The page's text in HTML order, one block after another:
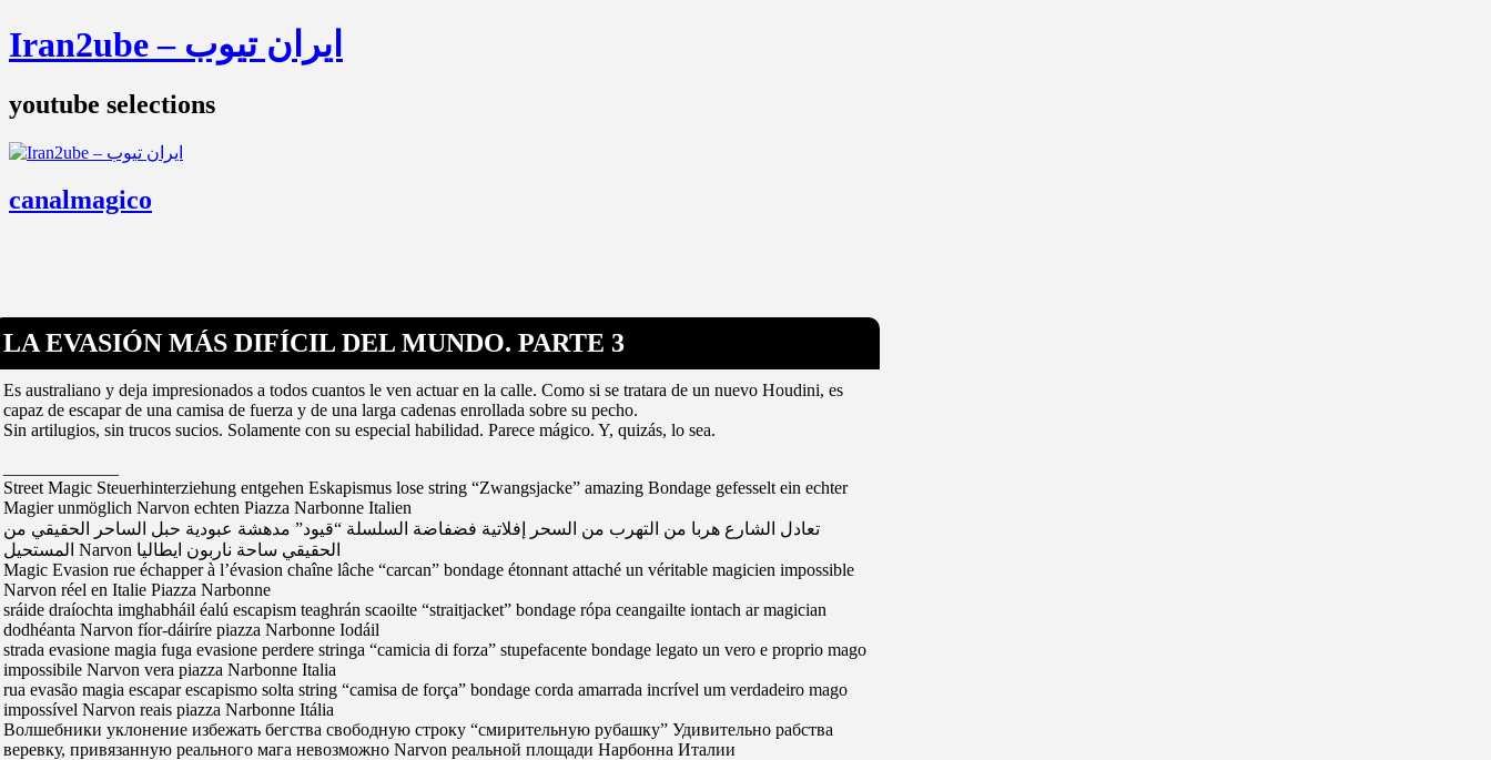
Iran2ube – ایران تیوب
youtube selections
canalmagico
LA EVASIÓN MÁS DIFÍCIL DEL MUNDO. PARTE 3
Es australiano y deja impresionados a todos cuantos le ven actuar en la calle. Como si se tratara de un nuevo Houdini, es
capaz de escapar de una camisa de fuerza y de una larga cadenas enrollada sobre su pecho.
Sin artilugios, sin trucos sucios. Solamente con su especial habilidad. Parece mágico. Y, quizás, lo sea.
Street Magic Steuerhinterziehung entgehen Eskapismus lose string “Zwangsjacke” amazing Bondage gefesselt ein echter
Magier unmöglich Narvon echten Piazza Narbonne Italien
تعادل الشارع هربا من التهرب من السحر إفلاتية فضفاضة السلسلة “قيود” مدهشة عبودية حبل الساحر الحقيقي من
المستحيل Narvon الحقيقي ساحة ناربون ايطاليا
Magic Evasion rue échapper à l’évasion chaîne lâche “carcan” bondage étonnant attaché un véritable magicien impossible
Narvon réel en Italie Piazza Narbonne
sráide draíochta imghabháil éalú escapism teaghrán scaoilte “straitjacket” bondage rópa ceangailte iontach ar magician
dodhéanta Narvon fíor-dáiríre piazza Narbonne Iodáil
strada evasione magia fuga evasione perdere stringa “camicia di forza” stupefacente bondage legato un vero e proprio mago
impossibile Narvon vera piazza Narbonne Italia
rua evasão magia escapar escapismo solta string “camisa de força” bondage corda amarrada incrível um verdadeiro mago
impossível Narvon reais piazza Narbonne Itália
Волшебники уклонение избежать бегства свободную строку “смирительную рубашку” Удивительно рабства
веревку, привязанную реального мага невозможно Narvon реальной площади Нарбонна Италии